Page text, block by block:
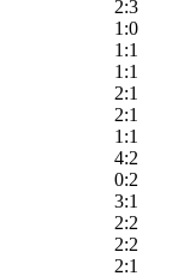
2:3
1:0
1:1
1:1
2:1
2:1
1:1
4:2
0:2
3:1
2:2
2:2
2:1